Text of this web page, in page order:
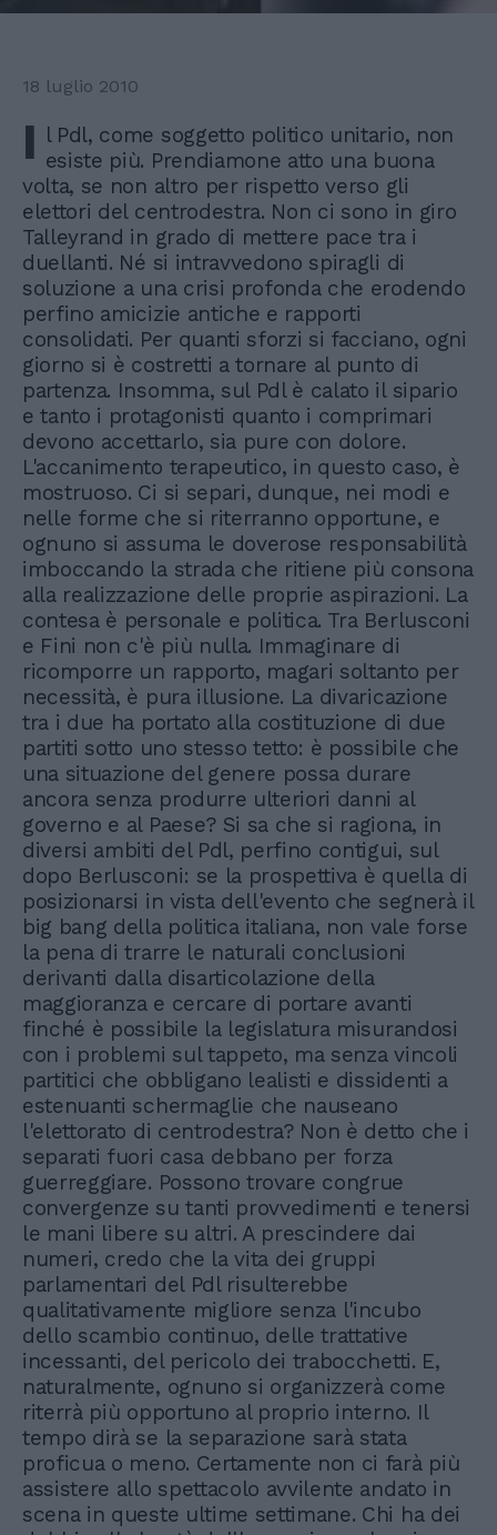
18 luglio 2010
I l Pdl, come soggetto politico unitario, non
esiste più. Prendiamone atto una buona
volta, se non altro per rispetto verso gli
elettori del centrodestra. Non ci sono in giro
Talleyrand in grado di mettere pace tra i
duellanti. Né si intravvedono spiragli di
soluzione a una crisi profonda che erodendo
perfino amicizie antiche e rapporti
consolidati. Per quanti sforzi si facciano, ogni
giorno si è costretti a tornare al punto di
partenza. Insomma, sul Pdl è calato il sipario
e tanto i protagonisti quanto i comprimari
devono accettarlo, sia pure con dolore.
L'accanimento terapeutico, in questo caso, è
mostruoso. Ci si separi, dunque, nei modi e
nelle forme che si riterranno opportune, e
ognuno si assuma le doverose responsabilità
imboccando la strada che ritiene più consona
alla realizzazione delle proprie aspirazioni. La
contesa è personale e politica. Tra Berlusconi
e Fini non c'è più nulla. Immaginare di
ricomporre un rapporto, magari soltanto per
necessità, è pura illusione. La divaricazione
tra i due ha portato alla costituzione di due
partiti sotto uno stesso tetto: è possibile che
una situazione del genere possa durare
ancora senza produrre ulteriori danni al
governo e al Paese? Si sa che si ragiona, in
diversi ambiti del Pdl, perfino contigui, sul
dopo Berlusconi: se la prospettiva è quella di
posizionarsi in vista dell'evento che segnerà il
big bang della politica italiana, non vale forse
la pena di trarre le naturali conclusioni
derivanti dalla disarticolazione della
maggioranza e cercare di portare avanti
finché è possibile la legislatura misurandosi
con i problemi sul tappeto, ma senza vincoli
partitici che obbligano lealisti e dissidenti a
estenuanti schermaglie che nauseano
l'elettorato di centrodestra? Non è detto che i
separati fuori casa debbano per forza
guerreggiare. Possono trovare congrue
convergenze su tanti provvedimenti e tenersi
le mani libere su altri. A prescindere dai
numeri, credo che la vita dei gruppi
parlamentari del Pdl risulterebbe
qualitativamente migliore senza l'incubo
dello scambio continuo, delle trattative
incessanti, del pericolo dei trabocchetti. E,
naturalmente, ognuno si organizzerà come
riterrà più opportuno al proprio interno. Il
tempo dirà se la separazione sarà stata
proficua o meno. Certamente non ci farà più
assistere allo spettacolo avvilente andato in
scena in queste ultime settimane. Chi ha dei